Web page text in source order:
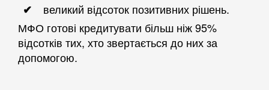
великий відсоток позитивних рішень.
МФО готові кредитувати більш ніж 95%
відсотків тих, хто звертається до них за
допомогою.